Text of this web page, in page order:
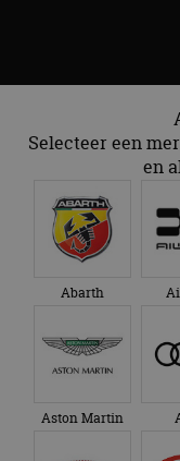
Selecteer een
en
Abarth
Aston Martin